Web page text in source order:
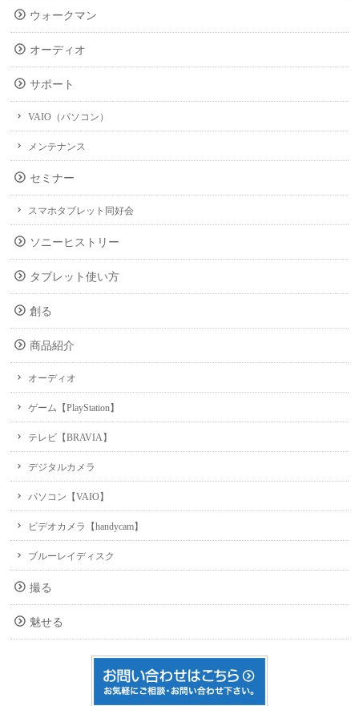
ウォークマン
オーディオ
サポート
VAIO（パソコン）
メンテナンス
セミナー
スマホタブレット同好会
ソニーヒストリー
タブレット使い方
創る
商品紹介
オーディオ
ゲーム【PlayStation】
テレビ【BRAVIA】
デジタルカメラ
パソコン【VAIO】
ビデオカメラ【handycam】
ブルーレイディスク
撮る
魅せる